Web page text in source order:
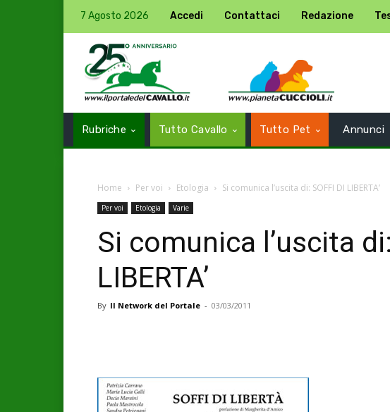
7 Agosto 2026 Accedi Contattaci Redazione
Rubriche Tutto Cavallo Tutto Pet Annunci
Home Per voi Etologia Si comunica l’uscita di: SOFFI DI LIBERTA’
Per voi Etologia Varie
Si comunica l’uscita
LIBERTA’
By Il Network del Portale - 03/03/2011